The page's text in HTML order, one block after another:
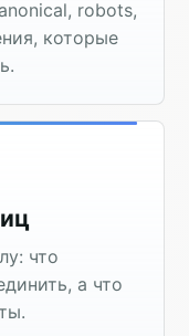
robots,
которые
что
а что